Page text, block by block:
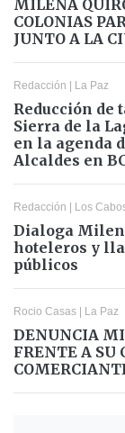
MILENA
COLONIAS
JUNTO A LA
Redacción | La Paz
Reducción de
Sierra de la
en la agenda
Alcaldes en
Redacción | Los
Dialoga
hoteleros y
públicos
Rocio Casas | La Paz
DENUNCIA
FRENTE A SU